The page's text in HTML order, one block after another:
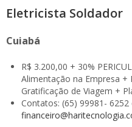
Eletricista Soldador
Cuiabá
R$ 3.200,00 + 30%
Alimentação na Empresa
Gratificação de Viagem +
Contatos: (65) 99981- 6252